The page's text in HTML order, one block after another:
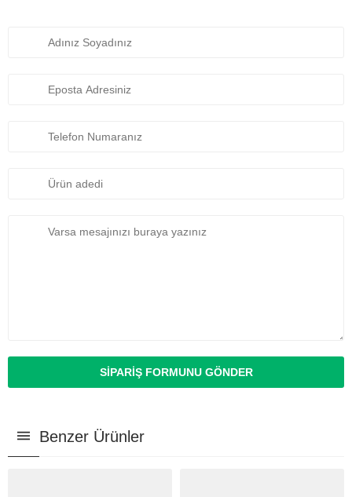
Benzer Ürünler